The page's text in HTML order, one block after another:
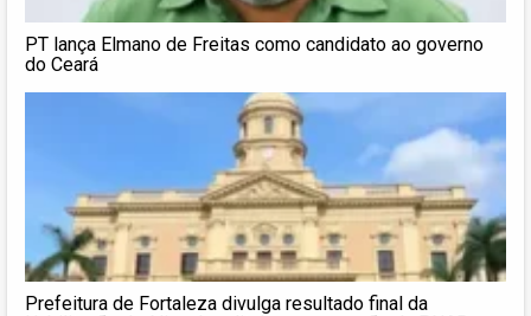
PT lança Elmano de Freitas como candidato ao governo
do Ceará
Prefeitura de Fortaleza divulga resultado final da